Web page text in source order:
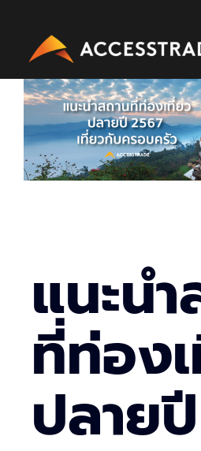
content
แนะน
ที่ท่อง
ปลายปี